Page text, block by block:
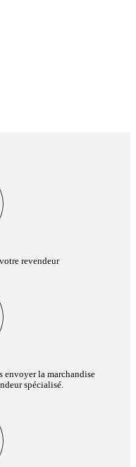
revendeur
envoyer la marchandise
spécialisé.